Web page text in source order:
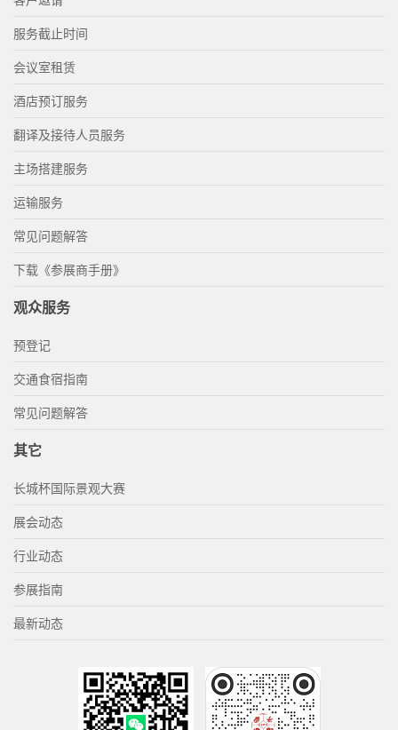
服务截止时间
会议室租赁
酒店预订服务
翻译及接待人员服务
主场搭建服务
运输服务
常见问题解答
下载《参展商手册》
观众服务
预登记
交通食宿指南
常见问题解答
其它
长城杯国际景观大赛
展会动态
行业动态
参展指南
最新动态